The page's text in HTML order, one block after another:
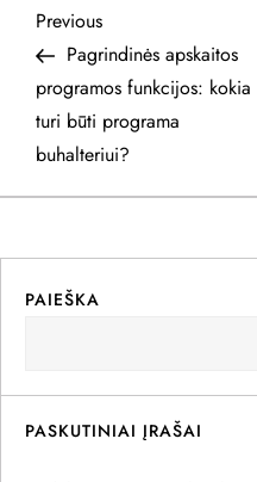
N
a
v
i
g
a
i
Previous
Post
Previous
Pagrindinės apskaitos
programos funkcijos: kokia
turi būti programa
buhalteriui?
PAIEŠKA
PASKUTINIAI ĮRAŠAI